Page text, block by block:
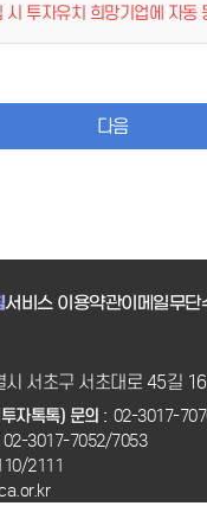
투자유치 희망기업에 자동
다음
서비스 이용약관이메일무단
서초구 서초대로 45길
자톡톡) 문의 : 02-3017-
02-3017-7052/7053
2111